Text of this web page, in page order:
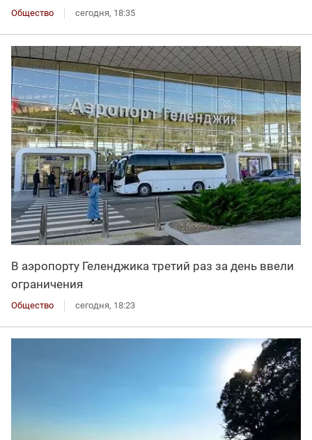
Общество сегодня, 18:35
В аэропорту Геленджика третий раз за день ввели
ограничения
Общество сегодня, 18:23